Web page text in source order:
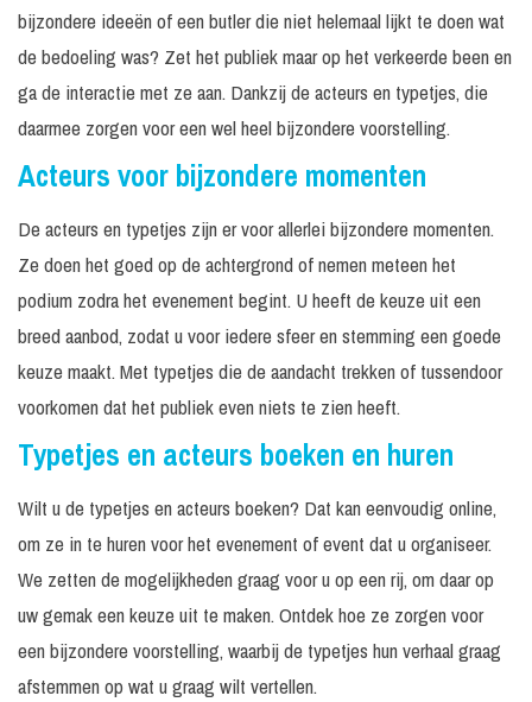
bijzondere ideeën of een butler die niet helemaal lijkt te doen wat
de bedoeling was? Zet het publiek maar op het verkeerde been en
ga de interactie met ze aan. Dankzij de acteurs en typetjes, die
daarmee zorgen voor een wel heel bijzondere voorstelling.
Acteurs voor bijzondere momenten
De acteurs en typetjes zijn er voor allerlei bijzondere momenten.
Ze doen het goed op de achtergrond of nemen meteen het
podium zodra het evenement begint. U heeft de keuze uit een
breed aanbod, zodat u voor iedere sfeer en stemming een goede
keuze maakt. Met typetjes die de aandacht trekken of tussendoor
voorkomen dat het publiek even niets te zien heeft.
Typetjes en acteurs boeken en huren
Wilt u de typetjes en acteurs boeken? Dat kan eenvoudig online,
om ze in te huren voor het evenement of event dat u organiseer.
We zetten de mogelijkheden graag voor u op een rij, om daar op
uw gemak een keuze uit te maken. Ontdek hoe ze zorgen voor
een bijzondere voorstelling, waarbij de typetjes hun verhaal graag
afstemmen op wat u graag wilt vertellen.